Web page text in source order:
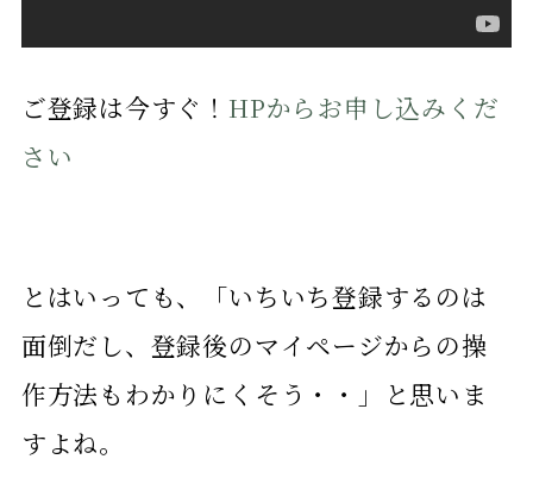
ご登録は今すぐ！ HPからお申し込みくだ
さい
とはいっても、「いちいち登録するのは
面倒だし、登録後のマイページからの操
作方法もわかりにくそう・・」と思いま
すよね。